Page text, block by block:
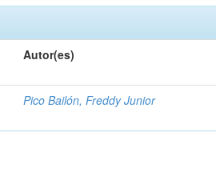
Autor(es)
Pico Bailón, Freddy Junior